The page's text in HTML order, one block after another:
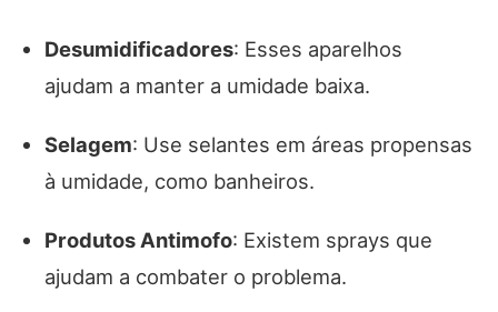
Desumidificadores: Esses aparelhos
ajudam a manter a umidade baixa.
Selagem: Use selantes em áreas propensas
à umidade, como banheiros.
Produtos Antimofo: Existem sprays que
ajudam a combater o problema.